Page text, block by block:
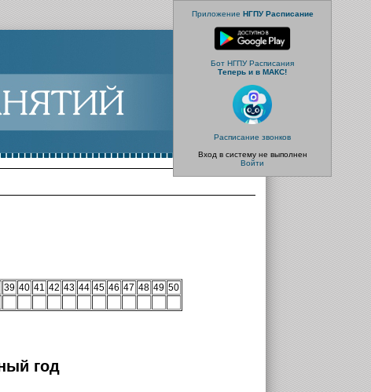
Приложение НГПУ Расписание
Бот НГПУ Расписания
Теперь и в МАКС!
Расписание звонков
Вход в систему не выполнен
Войти
39 40 41 42 43 44 45 46 47 48 49 50
год